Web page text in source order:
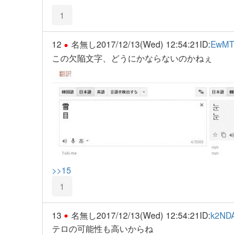
1
12 名無し2017/12/13(Wed) 12:54:21 ID:
この欠陥文字、どうにかならないのかねぇ
>>15
1
13 名無し2017/12/13(Wed) 12:54:21 ID:
テロの可能性も高いからね